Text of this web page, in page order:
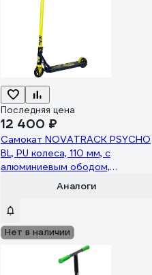
Последняя цена
12 400 ₽
Самокат NOVATRACK PSYCHO
BL, PU колеса, 110 мм, с
алюминиевым ободом,
жесткость PU 88A
Аналоги
Нет в наличии